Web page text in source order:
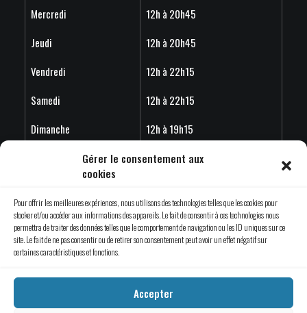
Gérer le consentement aux
cookies
Pour offrir les meilleures expériences, nous utilisons des technologies telles que les cookies pour
stocker et/ou accéder aux informations des appareils. Le fait de consentir à ces technologies nous
permettra de traiter des données telles que le comportement de navigation ou les ID uniques sur ce
site. Le fait de ne pas consentir ou de retirer son consentement peut avoir un effet négatif sur
certaines caractéristiques et fonctions.
Accepter
Mercredi
12h à 20h45
Jeudi
12h à 20h45
Vendredi
12h à 22h15
Samedi
12h à 22h15
Dimanche
12h à 19h15
Horaire estivales 2026 - Les horaires peuvent variés en
fonction de l'achalandage.
© 2019 Évade-toi Saint-Jérôme | Tous droits réservés.
Une création d’